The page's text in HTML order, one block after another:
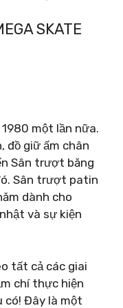
SKATE
một lần nữa.
đồ giữ ấm chân
Sân trượt băng
Sân trượt patin
dành cho
và sự kiện
tất cả các giai
chí thực hiện
có! Đây là một